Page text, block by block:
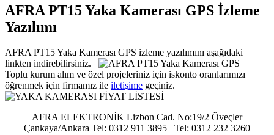
AFRA PT15 Yaka Kamerası GPS İzleme
Yazılımı
AFRA PT15 Yaka Kamerası GPS izleme yazılımını aşağıdaki
linkten indirebilirsiniz.
Toplu kurum alım ve özel projeleriniz için iskonto oranlarımızı
öğrenmek için firmamız ile iletişime geçiniz.
AFRA ELEKTRONİK Lizbon Cad. No:19/2 Öveçler
Çankaya/Ankara Tel: 0312 911 3895 Tel: 0312 232 3260